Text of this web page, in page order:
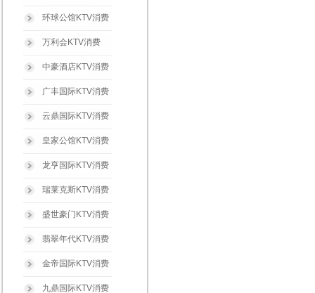
环球公馆KTV消费
万利会KTV消费
中豪酒店KTV消费
广丰国际KTV消费
云鼎国际KTV消费
皇家公馆KTV消费
龙亨国际KTV消费
瑞莱克斯KTV消费
盛世豪门KTV消费
翡翠年代KTV消费
金帝国际KTV消费
九鼎国际KTV消费